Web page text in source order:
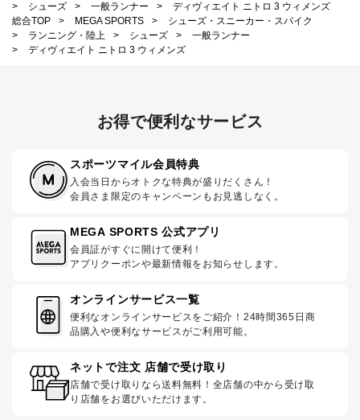
>
シューズ > 一般ランナー >
ディヴィエイト ニトロ 3 ウィメンズ
総合TOP
> MEGA SPORTS >
シューズ・スニーカー・スパイク
>
ランニング・陸上 > シューズ >
一般ランナー
>
ディヴィエイト ニトロ 3 ウィメンズ
お得で便利なサービス
スポーツマイル会員特典
入会当日からオトクな特典が盛りだくさん！
会員さま限定のキャンペーンもお見逃しなく。
MEGA SPORTS 公式アプリ
会員証がすぐに開けて便利！
アプリクーポンや最新情報をお知らせします。
オンラインサービス一覧
便利なオンラインサービスをご紹介！24時間365日商
品購入や便利なサービスがご利用可能。
ネットで注文 店舗で受け取り
店舗で受け取りなら送料無料！全店舗の中から受け取
り店舗をお選びいただけます。